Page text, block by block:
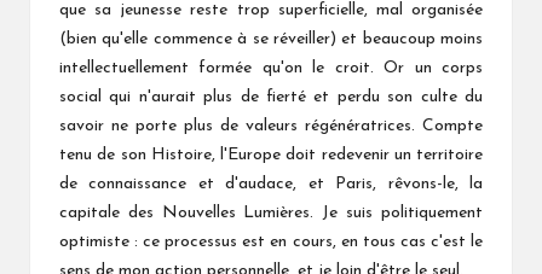
que sa jeunesse reste trop superficielle, mal organisée
(bien qu'elle commence à se réveiller) et beaucoup moins
intellectuellement formée qu'on le croit. Or un corps
social qui n'aurait plus de fierté et perdu son culte du
savoir ne porte plus de valeurs régénératrices. Compte
tenu de son Histoire, l'Europe doit redevenir un territoire
de connaissance et d'audace, et Paris, rêvons-le, la
capitale des Nouvelles Lumières. Je suis politiquement
optimiste : ce processus est en cours, en tous cas c'est le